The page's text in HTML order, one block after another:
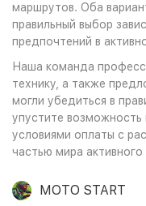
маршрутов. Оба
правильный выбор
предпочтений в
Наша команда
технику, а также
могли убедиться в
упустите возможность
условиями оплаты с
частью мира
MOTO START